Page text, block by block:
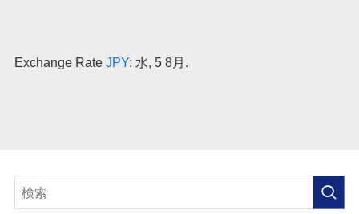
Exchange Rate JPY: 水, 5 8月.